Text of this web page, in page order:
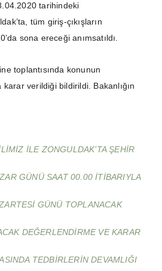
tarihindeki
tüm giriş-çıkışların
sona ereceği anımsatıldı.
toplantısında konunun
verildiği bildirildi. Bakanlığın
ILE ZONGULDAK’TA ŞEHIR
GÜNÜ SAAT 00.00 ITIBARIYLA
GÜNÜ TOPLANACAK
DEĞERLENDIRME VE KARAR
TEDBIRLERIN DEVAMLIĞI